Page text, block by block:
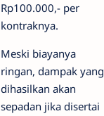
Rp100.000,- per
kontraknya.
Meski biayanya
ringan, dampak yang
dihasilkan akan
sepadan jika disertai